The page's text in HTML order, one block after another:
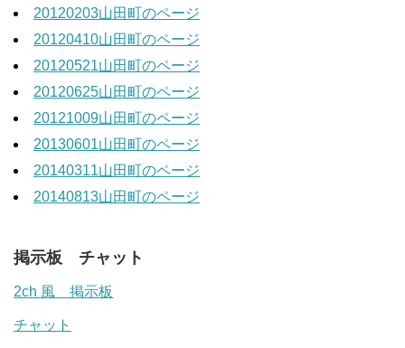
20120203山田町のページ
20120410山田町のページ
20120521山田町のページ
20120625山田町のページ
20121009山田町のページ
20130601山田町のページ
20140311山田町のページ
20140813山田町のページ
掲示板 チャット
2ch 風 掲示板
チャット